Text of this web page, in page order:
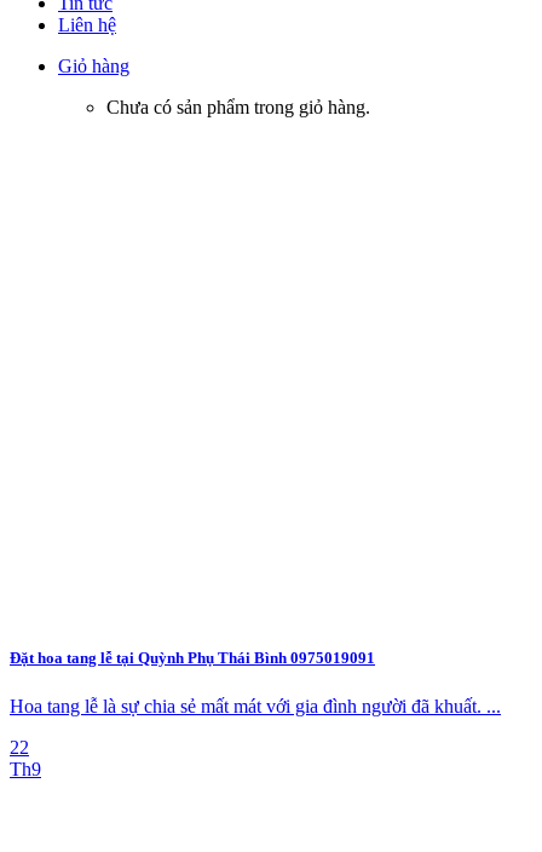
Liên hệ
Giỏ hàng
Chưa có sản phẩm trong giỏ hàng.
Đặt hoa tang lễ tại Quỳnh Phụ Thái Bình 0975019091
Hoa tang lễ là sự chia sẻ mất mát với gia đình người đã khuất. ...
22
Th9